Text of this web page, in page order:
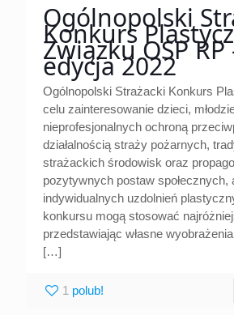
Ogólnopolski
Konkurs
Związku OSP RP
edycja 2022
Ogólnopolski Strażacki Konkurs
celu zainteresowanie dzieci,
nieprofesjonalnych ochroną
działalnością straży pożarnych,
strażackich środowisk oraz
pozytywnych postaw społecznych,
indywidualnych uzdolnień
konkursu mogą stosować
przedstawiając własne
[…]
1